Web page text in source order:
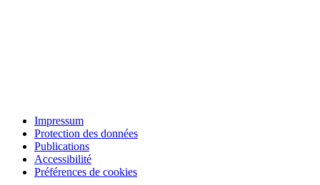
Impressum
Protection des données
Publications
Accessibilité
Préférences de cookies